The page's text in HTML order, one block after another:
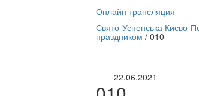
Онлайн трансляция
12 сентября
Свято-Успенська Києво-
праздником / 010
22.06.2021